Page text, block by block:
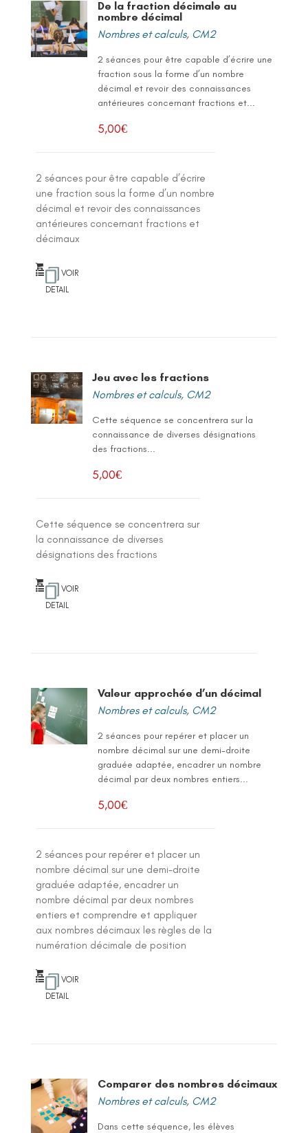
De la fraction décimale au
nombre décimal
Nombres et calculs, CM2
2 séances pour être capable d’écrire une
fraction sous la forme d’un nombre
décimal et revoir des connaissances
antérieures concernant fractions et...
5,00€
2 séances pour être capable d’écrire
une fraction sous la forme d’un nombre
décimal et revoir des connaissances
antérieures concernant fractions et
décimaux
VOIR
DETAIL
Jeu avec les fractions
Nombres et calculs, CM2
Cette séquence se concentrera sur la
connaissance de diverses désignations
des fractions...
5,00€
Cette séquence se concentrera sur
la connaissance de diverses
désignations des fractions
VOIR
DETAIL
Valeur approchée d’un décimal
Nombres et calculs, CM2
2 séances pour repérer et placer un
nombre décimal sur une demi-droite
graduée adaptée, encadrer un nombre
décimal par deux nombres entiers...
5,00€
2 séances pour repérer et placer un
nombre décimal sur une demi-droite
graduée adaptée, encadrer un
nombre décimal par deux nombres
entiers et comprendre et appliquer
aux nombres décimaux les règles de la
numération décimale de position
VOIR
DETAIL
Comparer des nombres décimaux
Nombres et calculs, CM2
Dans cette séquence, les élèves